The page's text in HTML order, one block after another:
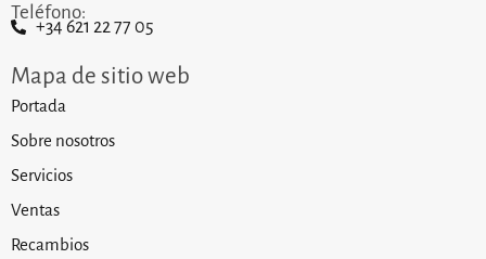
Teléfono:
+34 621 22 77 05
Mapa de sitio web
Portada
Sobre nosotros
Servicios
Ventas
Recambios